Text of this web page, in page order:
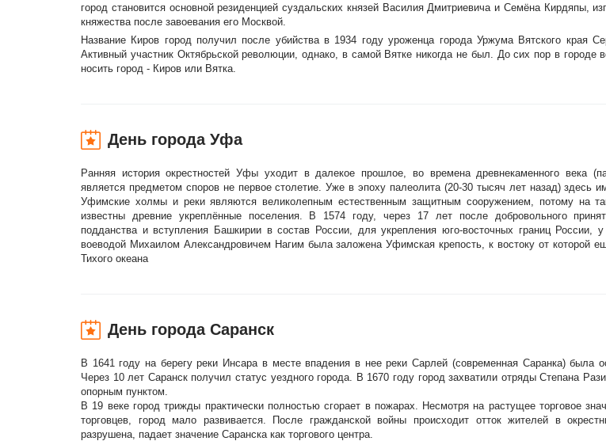
город становится основной резиденцией суздальских князей Василия Дмитриевича и Семёна Кирдяпы,
княжества после завоевания его Москвой.
Название Киров город получил после убийства в 1934 году уроженца города Уржума Вятского края
Активный участник Октябрьской революции, однако, в самой Вятке никогда не был. До сих пор в
носить город - Киров или Вятка.
День города Уфа
Ранняя история окрестностей Уфы уходит в далекое прошлое, во времена древнекаменного века
является предметом споров не первое столетие. Уже в эпоху палеолита (20-30 тысяч лет назад) здесь
Уфимские холмы и реки являются великолепным естественным защитным сооружением, потому на
известны древние укреплённые поселения. В 1574 году, через 17 лет после добровольного
подданства и вступления Башкирии в состав России, для укрепления юго-восточных границ
воеводой Михаилом Александровичем Нагим была заложена Уфимская крепость, к востоку от которой
Тихого океана
День города Саранск
В 1641 году на берегу реки Инсара в месте впадения в нее реки Сарлей (современная Саранка) была
Через 10 лет Саранск получил статус уездного города. В 1670 году город захватили отряды Степана
опорным пунктом.
В 19 веке город трижды практически полностью сгорает в пожарах. Несмотря на растущее торговое
торговцев, город мало развивается. После гражданской войны происходит отток жителей в
разрушена, падает значение Саранска как торгового центра.